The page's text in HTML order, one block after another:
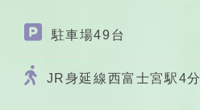
駐車場49台
JR身延線西富士宮駅4分